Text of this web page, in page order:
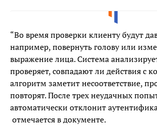
“Во время проверки клиенту будут
например, повернуть голову или
выражение лица. Система
проверяет, совпадают ли действия с
алгоритм заметит несоответствие,
повторят. После трех неудачных
автоматически отклонит
отмечается в документе.